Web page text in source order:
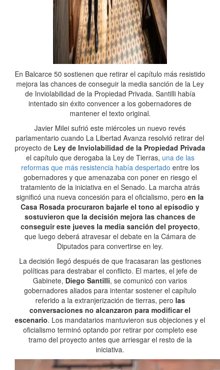
En Balcarce 50 sostienen que retirar el capítulo más resistido
mejora las chances de conseguir la media sanción de la Ley
de Inviolabilidad de la Propiedad Privada. Santilli había
intentado sin éxito convencer a los gobernadores de
mantener el texto original.
Javier Milei sufrió este miércoles un nuevo revés
parlamentario cuando La Libertad Avanza resolvió retirar del
proyecto de Ley de Inviolabilidad de la Propiedad Privada
el capítulo que derogaba la Ley de Tierras, una de las
reformas que más resistencia había despertado entre los
gobernadores y que amenazaba con poner en riesgo el
tratamiento de la iniciativa en el Senado. La marcha atrás
significó una nueva concesión para el oficialismo, pero en la
Casa Rosada procuraron bajarle el tono al episodio y
sostuvieron que la decisión mejora las chances de
conseguir este jueves la media sanción del proyecto,
que luego deberá atravesar el debate en la Cámara de
Diputados para convertirse en ley.
La decisión llegó después de que fracasaran las gestiones
políticas para destrabar el conflicto. El martes, el jefe de
Gabinete, Diego Santilli, se comunicó con varios
gobernadores aliados para intentar sostener el capítulo
referido a la extranjerización de tierras, pero las
conversaciones no alcanzaron para modificar el
escenario. Los mandatarios mantuvieron sus objeciones y el
oficialismo terminó optando por retirar por completo ese
tramo del proyecto antes que arriesgar el resto de la
iniciativa.